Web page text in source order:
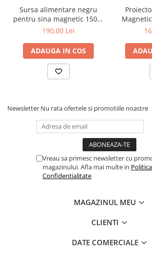
Sursa alimentare negru
pentru sina magnetic 150W
230V Ac- 24V
190,00 Lei
ADAUGA IN COS
12W
Newsletter Nu rata ofertele si promotiile noastre
Vreau sa primesc newsletter cu
magazinului. Afla mai multe in
Confidentialitate
MAGAZINUL MEU
CLIENTI
DATE COMERCIALE